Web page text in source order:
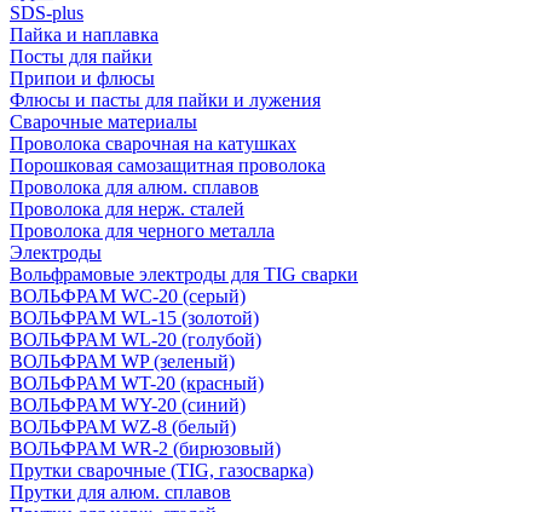
SDS-plus
Пайка и наплавка
Посты для пайки
Припои и флюсы
Флюсы и пасты для пайки и лужения
Сварочные материалы
Проволока сварочная на катушках
Порошковая самозащитная проволока
Проволока для алюм. сплавов
Проволока для нерж. сталей
Проволока для черного металла
Электроды
Вольфрамовые электроды для TIG сварки
ВОЛЬФРАМ WC-20 (серый)
ВОЛЬФРАМ WL-15 (золотой)
ВОЛЬФРАМ WL-20 (голубой)
ВОЛЬФРАМ WP (зеленый)
ВОЛЬФРАМ WT-20 (красный)
ВОЛЬФРАМ WY-20 (синий)
ВОЛЬФРАМ WZ-8 (белый)
ВОЛЬФРАМ WR-2 (бирюзовый)
Прутки сварочные (TIG, газосварка)
Прутки для алюм. сплавов